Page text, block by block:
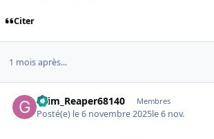
Citer
1 mois après...
Grim_Reaper68140 Membres
Posté(e) le 6 novembre 2025le 6 nov.